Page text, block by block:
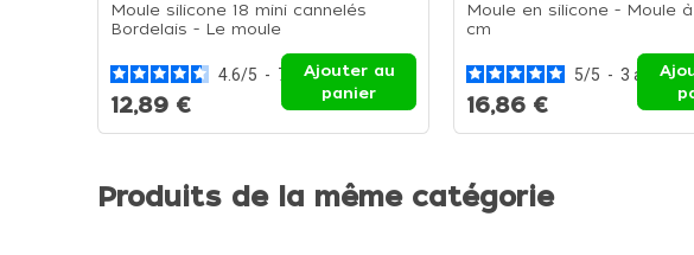
Moule silicone 18 mini cannelés
Bordelais - Le moule
4.6/5 - 7 avis
12,89 €
Ajouter au
panier
Moule en silicone - Moule
cm
5/5 - 3 avis
16,86 €
Produits de la même catégorie